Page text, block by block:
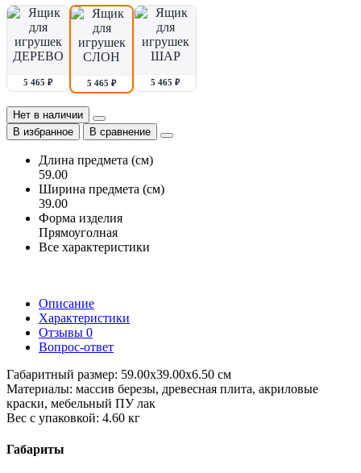
5 465 ₽ 5 465 ₽ 5 465 ₽
Нет в наличии
В избранное
В сравнение
Длина предмета (см)
59.00
Ширина предмета (см)
39.00
Форма изделия
Прямоуголная
Все характеристики
Описание
Характеристики
Отзывы 0
Вопрос-ответ
Габаритный размер: 59.00x39.00x6.50 см
Материалы: массив березы, древесная плита, акриловые
краски, мебельный ПУ лак
Вес с упаковкой: 4.60 кг
Габариты